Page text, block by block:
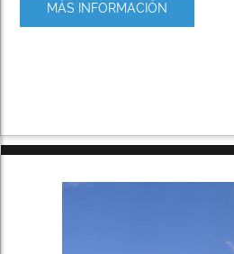
MÁS INFORMACIÓN